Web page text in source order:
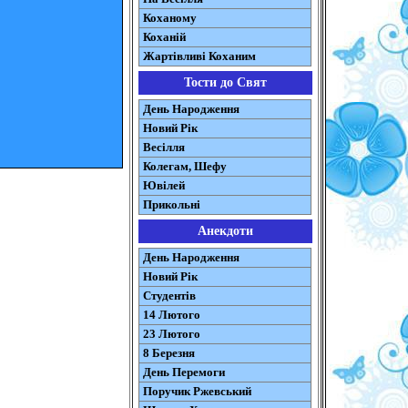
Коханому
Коханій
Жартівливі Коханим
Тости до Свят
День Народження
Новий Рік
Весілля
Колегам, Шефу
Ювілей
Прикольні
Анекдоти
День Народження
Новий Рік
Студентів
14 Лютого
23 Лютого
8 Березня
День Перемоги
Поручик Ржевський